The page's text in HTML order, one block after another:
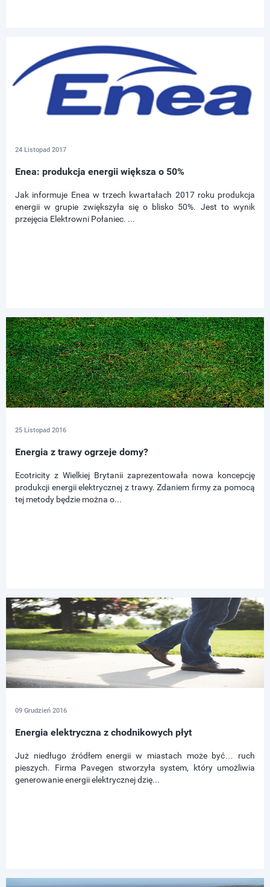
24 Listopad 2017
Enea: produkcja energii większa o 50%
Jak informuje Enea w trzech kwartałach 2017 roku produkcja
energii w grupie zwiększyła się o blisko 50%. Jest to wynik
przejęcia Elektrowni Połaniec. ...
25 Listopad 2016
Energia z trawy ogrzeje domy?
Ecotricity z Wielkiej Brytanii zaprezentowała nowa koncepcję
produkcji energii elektrycznej z trawy. Zdaniem firmy za pomocą
tej metody będzie można o...
09 Grudzień 2016
Energia elektryczna z chodnikowych płyt
Już niedługo źródłem energii w miastach może być… ruch
pieszych. Firma Pavegen stworzyła system, który umożliwia
generowanie energii elektrycznej dzię...